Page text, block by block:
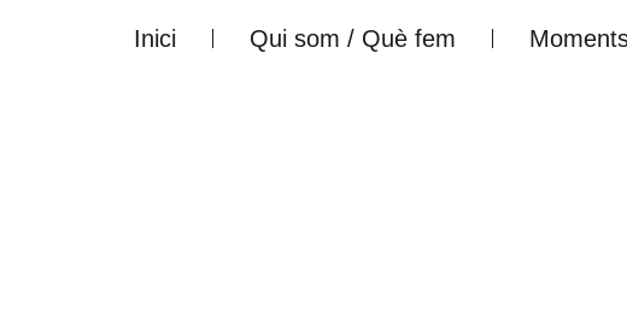
Inici Qui som / Què fem